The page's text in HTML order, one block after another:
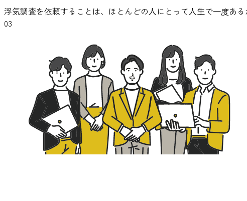
浮気調査を依頼することは、ほとんどの⼈にとって⼈⽣で⼀度あ
03